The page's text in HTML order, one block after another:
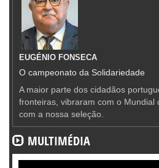
EUGÉNIO FONSECA
O campeonato da Solidariedade
A maior parte dos cidadãos
fronteiras, vibraram com o Mundial
com a nossa seleção.
MULTIMÉDIA